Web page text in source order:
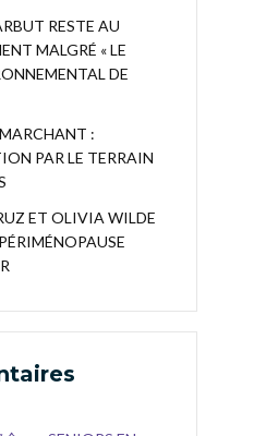
RESTE AU
MALGRÉ « LE
DE
:
PAR LE TERRAIN
ET OLIVIA WILDE